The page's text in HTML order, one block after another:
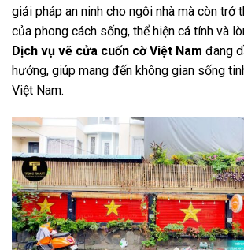
giải pháp an ninh cho ngôi nhà mà còn trở
của phong cách sống, thể hiện cá tính và
Dịch vụ vẽ cửa cuốn cờ Việt Nam đang
hướng, giúp mang đến không gian sống
Việt Nam.